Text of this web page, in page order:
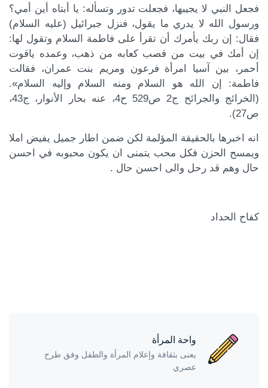
فجعل النبي لا يجيبها، فجعلت تدور وتسأله: يا أبتاه أين أمي؟
ورسول الله لا يدري ما يقول، فنزل جبرائيل (عليه السلام)
فقال: إن ربك يأمرك أن تقرأ على فاطمة السلام وتقول لها:
إن أمك في بيت من قصب كعابه من ذهب، وعمده ياقوت
أحمر، بين آسيا امرأة فرعون ومريم بنت عمران، فقالت
فاطمة: إن الله هو السلام ومنه السلام وإليه السلام».
(الخرائج والجرائح ج2 ص529 ح4، عنه بحار الأنوار، ج43،
ص27).
انه اخبرها بالحقيقة المؤلمة لكن ضمن اطار جميل يفيض املا
ويمسح الحزن فكل محب يتمنى ان يكون محبوبه في احسن
حال وهم قد رحل والى احسن حال .
كفاح الحداد
واحة المرأة
يعنى بثقافة وإعلام المرأة والطفل وفق طرح
عصري